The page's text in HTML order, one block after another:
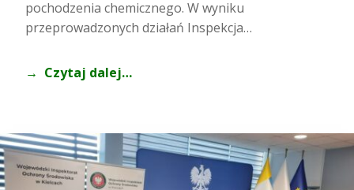
pochodzenia chemicznego. W wyniku
przeprowadzonych działań Inspekcja…
Czytaj dalej…